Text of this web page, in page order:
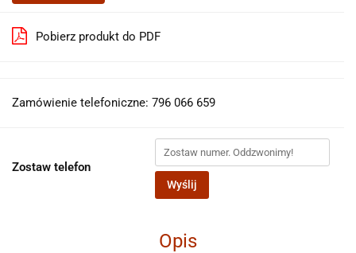
Pobierz produkt do PDF
Zamówienie telefoniczne: 796 066 659
Zostaw telefon
Wyślij
Opis